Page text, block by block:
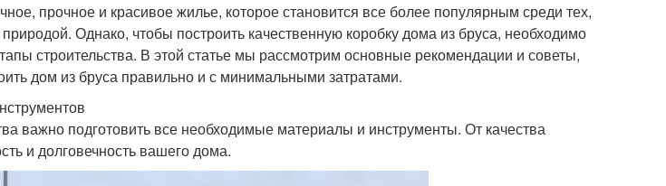
прочное и красивое жилье, которое становится все более популярным среди тех,
природой. Однако, чтобы построить качественную коробку дома из бруса, необходимо
строительства. В этой статье мы рассмотрим основные рекомендации и советы,
дом из бруса правильно и с минимальными затратами.
важно подготовить все необходимые материалы и инструменты. От качества
и долговечность вашего дома.